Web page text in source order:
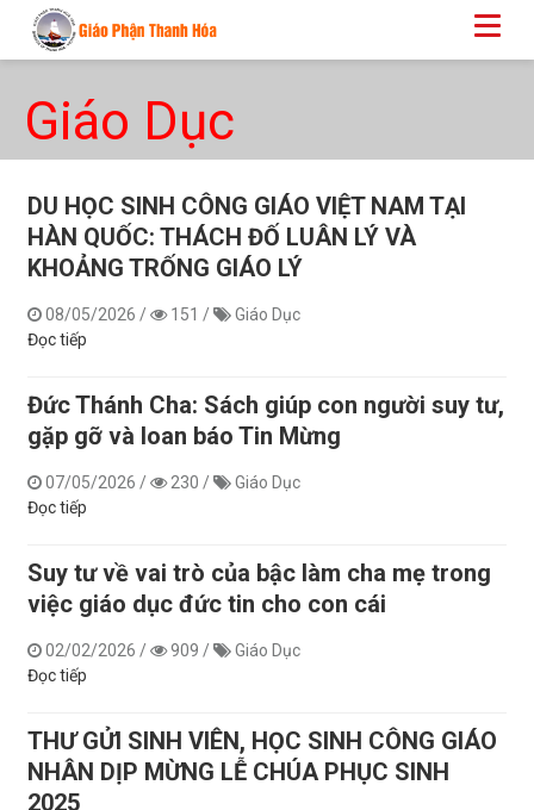
Giáo Dục
DU HỌC SINH CÔNG GIÁO VIỆT NAM TẠI
HÀN QUỐC: THÁCH ĐỐ LUÂN LÝ VÀ
KHOẢNG TRỐNG GIÁO LÝ
08/05/2026 / 151 /
Giáo Dục
Đọc tiếp
​​​​​​​Đức Thánh Cha: Sách giúp con người suy tư,
gặp gỡ và loan báo Tin Mừng
07/05/2026 / 230 /
Giáo Dục
Đọc tiếp
Suy tư về vai trò của bậc làm cha mẹ trong
việc giáo dục đức tin cho con cái
02/02/2026 / 909 /
Giáo Dục
Đọc tiếp
THƯ GỬI SINH VIÊN, HỌC SINH CÔNG GIÁO
NHÂN DỊP MỪNG LỄ CHÚA PHỤC SINH
2025